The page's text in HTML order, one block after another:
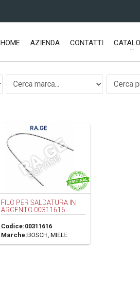
HOME AZIENDA CONTATTI
FILO PER SALDATURA IN
ARGENTO 00311616
Codice:00311616
Marche:BOSCH, MIELE